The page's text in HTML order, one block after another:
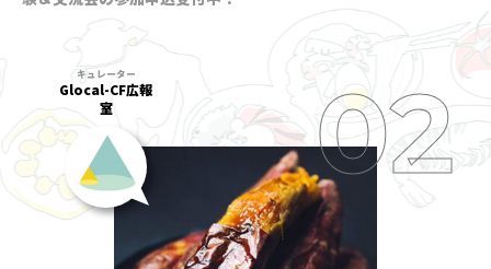
Glocal-CF広報
室